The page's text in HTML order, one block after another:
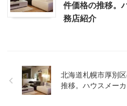
件価格の推移。
務店紹介
北海道札幌市厚別
推移。ハウスメー